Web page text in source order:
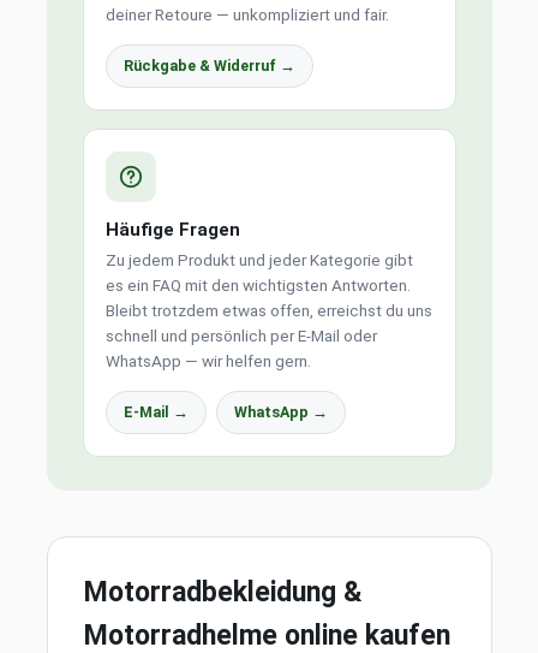
deiner Retoure — unkompliziert und fair.
Rückgabe & Widerruf →
Häufige Fragen
Zu jedem Produkt und jeder Kategorie gibt
es ein FAQ mit den wichtigsten Antworten.
Bleibt trotzdem etwas offen, erreichst du uns
schnell und persönlich per E-Mail oder
WhatsApp — wir helfen gern.
E-Mail → WhatsApp →
Motorradbekleidung &
Motorradhelme online kaufen